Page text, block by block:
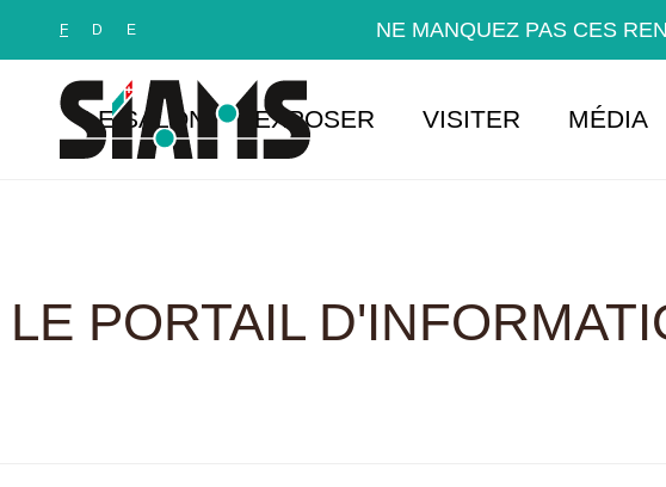
F D E NE MANQUEZ PAS CES
LE SALON EXPOSER VISITER MÉDIA
LE PORTAIL